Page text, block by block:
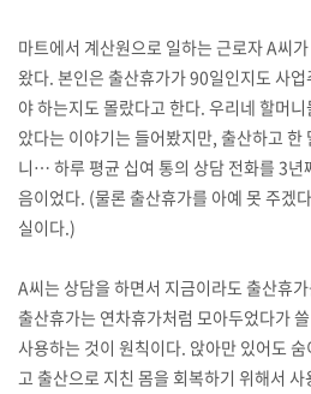
마트에서 계산원으로 일하는 근로자 A씨
왔다. 본인은 출산휴가가 90일인지도 사
야 하는지도 몰랐다고 한다. 우리네 할머
았다는 이야기는 들어봤지만, 출산하고 한
니… 하루 평균 십여 통의 상담 전화를 3년
음이었다. (물론 출산휴가를 아예 못 주겠
실이다.)
A씨는 상담을 하면서 지금이라도 출산휴
출산휴가는 연차휴가처럼 모아두었다가
사용하는 것이 원칙이다. 앉아만 있어도
고 출산으로 지친 몸을 회복하기 위해서